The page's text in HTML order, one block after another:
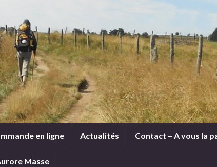
en ligne Actualités Contact – A vous la
Masse